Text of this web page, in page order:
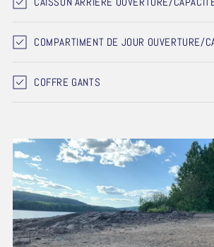
COMPARTIMENT DE JOUR OUVERTURE/
COFFRE GANTS